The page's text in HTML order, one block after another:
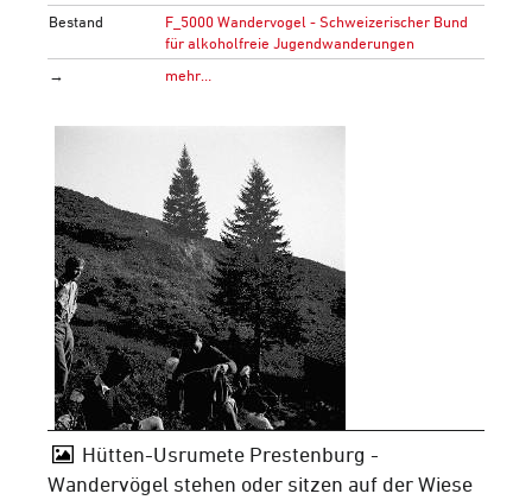
Bestand
F_5000 Wandervogel - Schweizerischer Bund
für alkoholfreie Jugendwanderungen
→
mehr…
Hütten-Usrumete Prestenburg -
Wandervögel stehen oder sitzen auf der Wiese